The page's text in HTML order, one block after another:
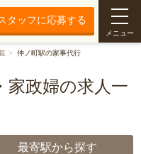
タッフに応募する
メニュー
仲ノ町駅の家事代行
家政婦の求人一
最寄駅から探す